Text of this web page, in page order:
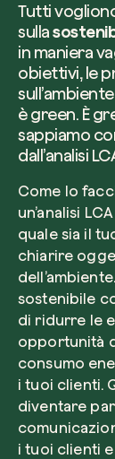
Tutti
sulla
in maniera
obiettivi, le
è green. È
sappiamo
dall’analisi
Come lo
un’analisi
quale sia il
chiarire
sostenibile
di ridurre le
opportunità
consumo
i tuoi clienti.
diventare
i tuoi clienti